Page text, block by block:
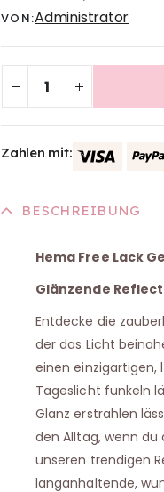
VON:Administrator
Zahlen mit:
BESCHREIBUNG
Hema Free Lack
Glänzende
Entdecke die
der das Licht
einen einzigartigen,
Tageslicht funkeln
Glanz erstrahlen
den Alltag, wenn
unseren trendigen
langanhaltende,